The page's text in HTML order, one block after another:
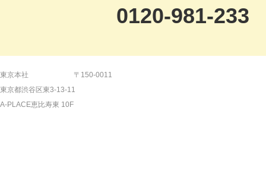
0120-981-233
東京本社
〒150-0011
東京都渋谷区東3-13-11
A-PLACE恵比寿東 10F